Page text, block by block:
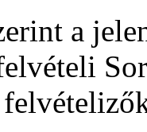
a